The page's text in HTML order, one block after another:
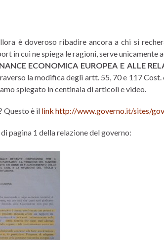
è doveroso ribadire ancora a chi si
in cui ne spiega le ragioni, serve unicamente
ECONOMICA EUROPEA E ALLE
la modifica degli artt. 55, 70 e 117
spiegato in centinaia di articoli e video.
Questo è il link http://www.governo.it/sites/
pagina 1 della relazione del governo: